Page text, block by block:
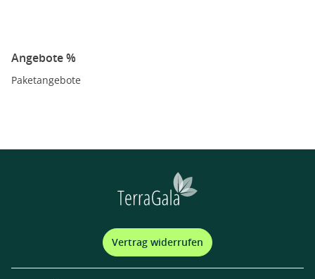
Angebote %
Paketangebote
Vertrag widerrufen